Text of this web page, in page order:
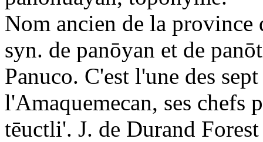
Nom ancien de la province
syn. de panōyan et de
Panuco. C'est l'une des
l'Amaquemecan, ses chefs
tēuctli'. J. de Durand